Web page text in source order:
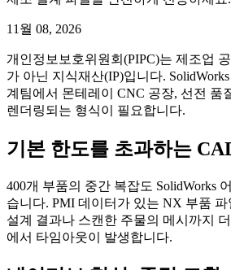
11월 08, 2026
개인정보보호위원회(PIPC)는 제조업
가 아닌 지식재산(IP)입니다.
계팀에서 몬테레이 CNC 공장, 선전 품
렌더링되는 형식이 필요합니다.
기본 한도를 초과하는
400개 부품의 중간 복잡도 SolidWorks
습니다. PMI 데이터가 있는 NX 부품
설계 결과나 스캔한 주물의 메시까지
에서 타임아웃이 발생합니다.